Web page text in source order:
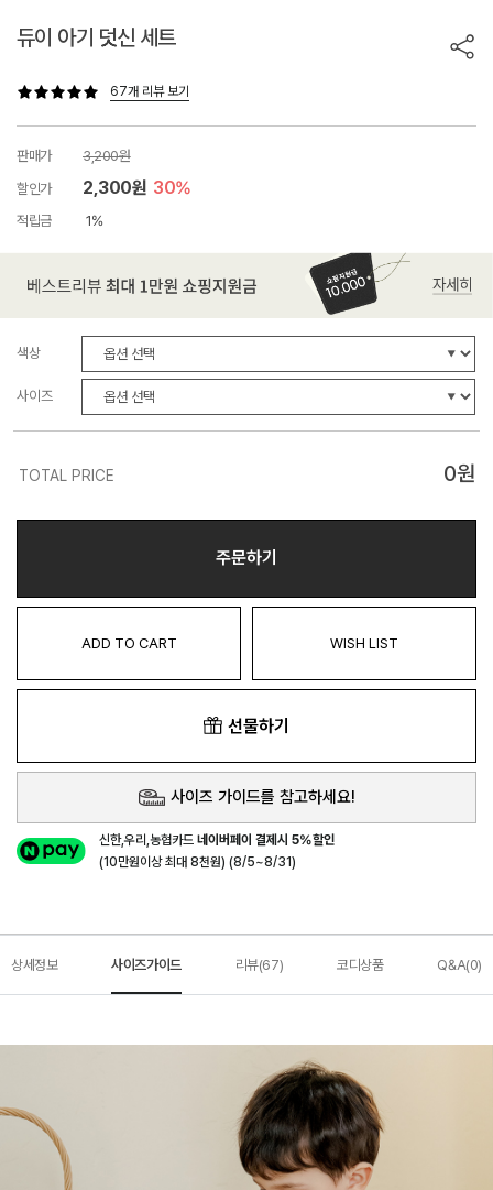
듀이 아기 덧신 세트
67개 리뷰 보기
판매가
3,200원
할인가
2,300원 30%
적립금 1%
색상
사이즈
TOTAL PRICE 0원
주문하기
ADD TO CART WISH LIST
선물하기
사이즈 가이드를 참고하세요!
신한,우리,농협카드네이버페이 결제시 5%할인
(10만원이상 최대 8천원) (8/5~8/31)
상세정보 사이즈가이드 리뷰(67) 코디상품 Q&A(0)